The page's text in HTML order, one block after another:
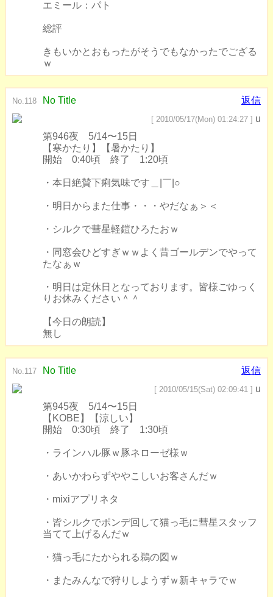
エミール：パト
総評
きもいかとおもったがそうでもなかったでござる
ｗ
No.118 No Title 返信
[ 2010/05/17(Mon) 01:24:27 ] u
第946夜 5/14〜15日
【寒かたり】【暑かたり】
開始 0:40頃 終了 1:20頃
・本日絶賛下痢気味です＿|￣|○
・明日からまた仕事・・・やだなぁ＞＜
・シルクで彗星軽鎧ひろたおｗ
・同窓会ひどすぎｗｗよく昔ゴールデンでやって
たなぁｗ
・明日は定休日となっております。皆様ごゆっく
りお休みください＾＾
【今日の朗読】
無し
No.117 No Title 返信
[ 2010/05/15(Sat) 02:09:41 ] u
第945夜 5/14〜15日
【KOBE】【涼しい】
開始 0:30頃 終了 1:30頃
・ラインハル豚ｗ豚ネローゼ様ｗ
・あいかわらずややこしいお客さんだｗ
・mixiアプリネタ
・皆シルクでポンデ回して猫っ毛に彗星スタッフ
当てて上げるんだｗ
・猫っ毛にたかられる鵜の図ｗ
・またみんなで狩りしようずｗ新キャラでｗ